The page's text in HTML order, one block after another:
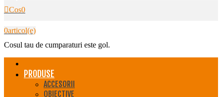
Cos0
0articol(e)
Cosul tau de cumparaturi este gol.
PRODUSE
ACCESORII
OBIECTIVE